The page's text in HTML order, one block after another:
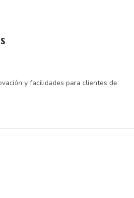
y facilidades para clientes de